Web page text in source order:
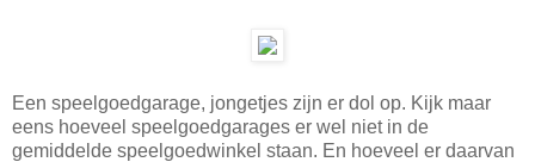
Een speelgoedgarage, jongetjes zijn er dol op. Kijk maar
eens hoeveel speelgoedgarages er wel niet in de
gemiddelde speelgoedwinkel staan. En hoeveel er daarvan